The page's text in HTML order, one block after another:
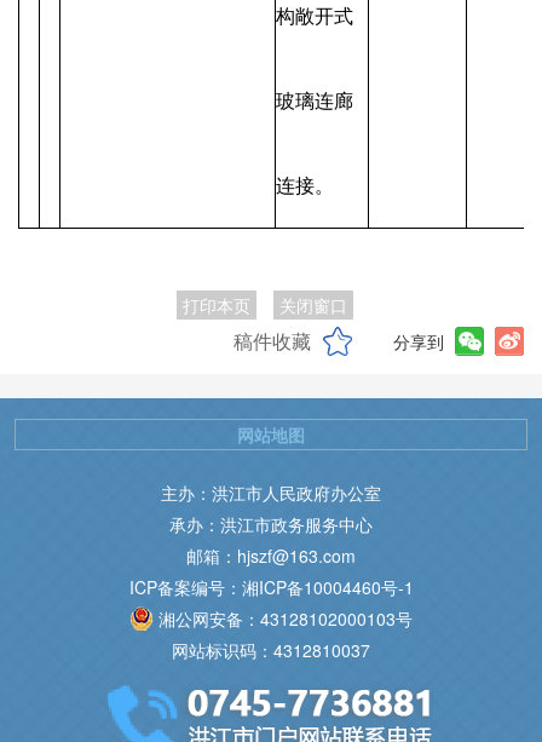
构敞开式
玻璃连廊
连接。
打印本页 关闭窗口
稿件收藏 分享到
主办：洪江市人民政府办公室
承办：洪江市政务服务中心
邮箱：hjszf@163.com
ICP备案编号：湘ICP备10004460号-1
湘公网安备：43128102000103号
网站标识码：4312810037
网站地图